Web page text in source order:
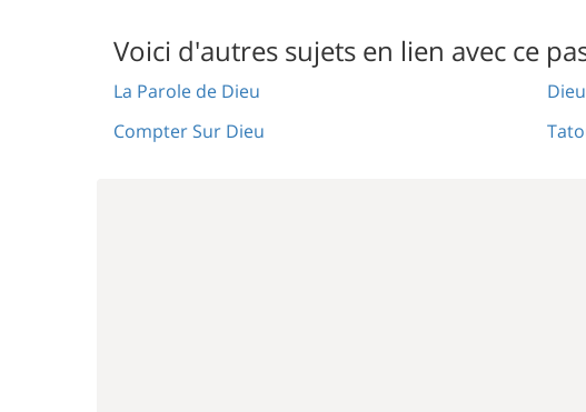
Voici d'autres sujets en lien avec ce
La Parole de Dieu
Compter Sur Dieu